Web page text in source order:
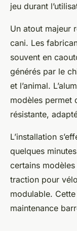
jeu durant
Un atout majeur
cani. Les
souvent en
générés par le
et l’animal.
modèles permet
résistante,
L’installation
quelques
certains
traction pour
modulable.
maintenance